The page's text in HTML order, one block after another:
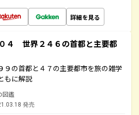
詳細を見る
４ 世界２４６の首都と主要都
９の首都と４７の主要都市を旅の雑学
もに解説
図鑑
発売